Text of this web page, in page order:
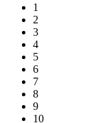
1
2
3
4
5
6
7
8
9
10